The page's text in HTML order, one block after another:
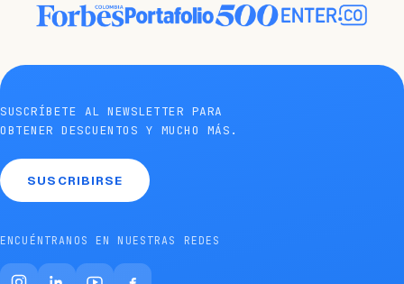
SUSCRÍBETE AL NEWSLETTER PARA
OBTENER DESCUENTOS Y MUCHO MÁS.
SUSCRIBIRSE
ENCUÉNTRANOS EN NUESTRAS REDES